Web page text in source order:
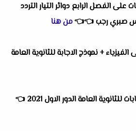
على الفصل الرابع دوائر التيار التردد
صبري رجب👈
👈من هنا
+ نموذج الاجابة للثانوية العامة
للثانوية العامة الدور الاول 2021
👈